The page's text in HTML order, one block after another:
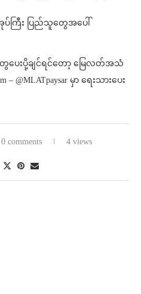
ပ်ကြီး ပြည်သူတွေအပေါ်
ေပေးပို့ချင်ရင်တော့ မြေလတ်အသံ
– @MLATpaysar မှာ ရေးသားပေး
0 comments 4 views